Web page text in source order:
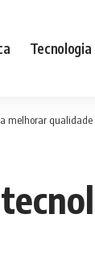
Tecnologia
melhorar qualidade